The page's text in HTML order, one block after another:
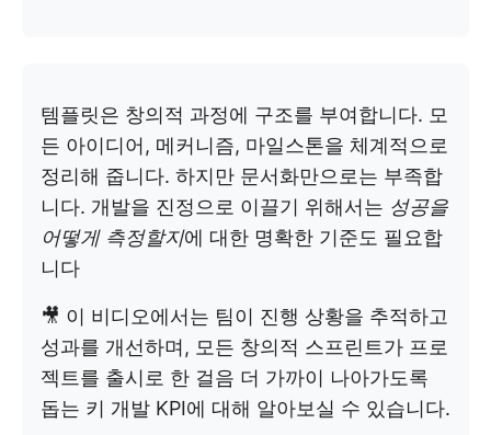
템플릿은 창의적 과정에 구조를 부여합니다. 모
든 아이디어, 메커니즘, 마일스톤을 체계적으로
정리해 줍니다. 하지만 문서화만으로는 부족합
니다. 개발을 진정으로 이끌기 위해서는 성공을
어떻게 측정할지에 대한 명확한 기준도 필요합
니다
🎥 이 비디오에서는 팀이 진행 상황을 추적하고
성과를 개선하며, 모든 창의적 스프린트가 프로
젝트를 출시로 한 걸음 더 가까이 나아가도록
돕는 키 개발 KPI에 대해 알아보실 수 있습니다.